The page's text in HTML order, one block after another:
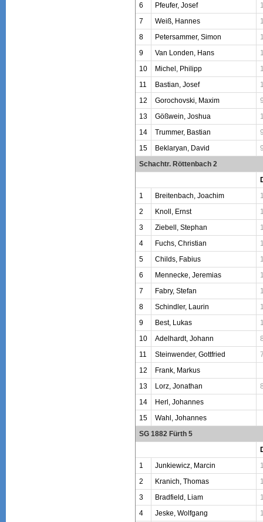
6
Pfeufer, Josef
7
Weiß, Hannes
8
Petersammer, Simon
9
Van Londen, Hans
10
Michel, Philipp
11
Bastian, Josef
12
Gorochovski, Maxim
13
Gößwein, Joshua
14
Trummer, Bastian
15
Beklaryan, David
Schachtr. Röttenbach 2
1
Breitenbach, Joachim
2
Knoll, Ernst
3
Ziebell, Stephan
4
Fuchs, Christian
5
Childs, Fabius
6
Mennecke, Jeremias
7
Fabry, Stefan
8
Schindler, Laurin
9
Best, Lukas
10
Adelhardt, Johann
11
Steinwender, Gottfried
12
Frank, Markus
13
Lorz, Jonathan
14
Herl, Johannes
15
Wahl, Johannes
SG 1882 Fürth 5
1
Junkiewicz, Marcin
2
Kranich, Thomas
3
Bradfield, Liam
4
Jeske, Wolfgang